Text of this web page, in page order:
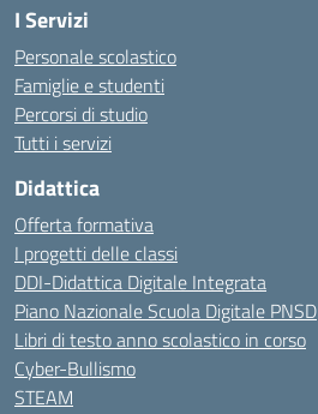
I Servizi
Personale scolastico
Famiglie e studenti
Percorsi di studio
Tutti i servizi
Didattica
Offerta formativa
I progetti delle classi
DDI-Didattica Digitale Integrata
Piano Nazionale Scuola Digitale PNSD
Libri di testo anno scolastico in corso
Cyber-Bullismo
STEAM